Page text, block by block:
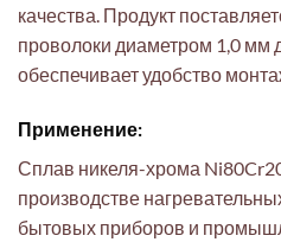
качества. Продукт
проволоки диаметром 1,0 мм
обеспечивает удобство
Применение:
Сплав никеля-хрома
производстве
бытовых приборов и